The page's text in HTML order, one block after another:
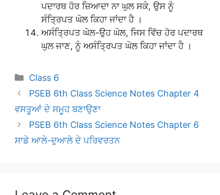
ਪਦਾਰਥ ਹੋਰ ਜ਼ਿਆਦਾ ਨਾ ਘੁਲ ਸਕੇ, ਉਸ ਨੂੰ
ਸੰਤ੍ਰਿਪਤ ਘੋਲ ਕਿਹਾ ਜਾਂਦਾ ਹੈ ।
ਅਸੰਤ੍ਰਿਪਤ ਘੋਲ-ਉਹ ਘੋਲ, ਜਿਸ ਵਿੱਚ ਹੋਰ ਪਦਾਰਥ
ਘੁਲ ਜਾਣ, ਨੂੰ ਅਸੰਤ੍ਰਿਪਤ ਘੋਲ ਕਿਹਾ ਜਾਂਦਾ ਹੈ ।
Categories
Class 6
PSEB 6th Class Science Notes Chapter 4
ਵਸਤੂਆਂ ਦੇ ਸਮੂਹ ਬਣਾਉਣਾ
PSEB 6th Class Science Notes Chapter 6
ਸਾਡੇ ਆਲੇ-ਦੁਆਲੇ ਦੇ ਪਰਿਵਰਤਨ